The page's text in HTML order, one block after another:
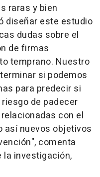
raras y bien
diseñar este estudio
dudas sobre el
de firmas
temprano. Nuestro
si podemos
para predecir si
de padecer
con el
así nuevos objetivos
comenta
la investigación,